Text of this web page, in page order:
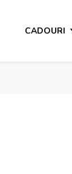
CADOURI